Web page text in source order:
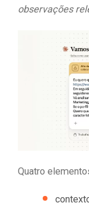
observações
Quatro